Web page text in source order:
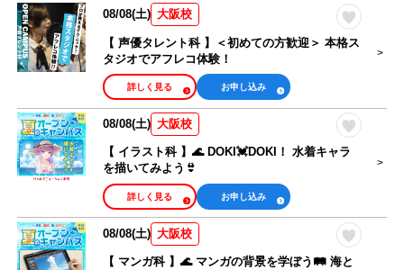
08/08(土) 大阪校
【 声優タレント科 】＜初めての方歓迎＞ 本格ス
タジオでアフレコ体験！
お申し込み
詳しく見る
08/08(土) 大阪校
【 イラスト科 】🌊 DOKI💓DOKI！ 水着キャラ
を描いてみよう👙
お申し込み
詳しく見る
08/08(土) 大阪校
【 マンガ科 】🌊 マンガの背景を学ぼう🛤️ 海と